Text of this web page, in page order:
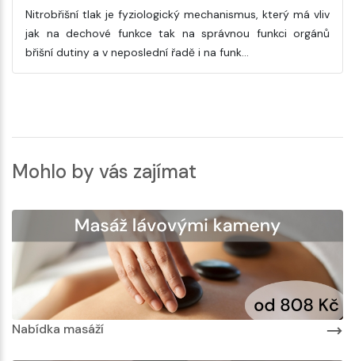
Nitrobřišní tlak je fyziologický mechanismus, který má vliv
jak na dechové funkce tak na správnou funkci orgánů
břišní dutiny a v neposlední řadě i na funk…
Mohlo by vás zajímat
Nabídka masáží